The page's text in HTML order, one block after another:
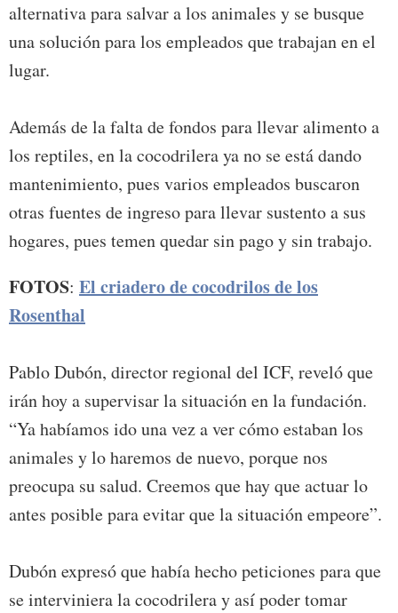
alternativa para salvar a los animales y se busque
una solución para los empleados que trabajan en el
lugar.
Además de la falta de fondos para llevar alimento a
los reptiles, en la cocodrilera ya no se está dando
mantenimiento, pues varios empleados buscaron
otras fuentes de ingreso para llevar sustento a sus
hogares, pues temen quedar sin pago y sin trabajo.
FOTOS: El criadero de cocodrilos de los
Rosenthal
Pablo Dubón, director regional del ICF, reveló que
irán hoy a supervisar la situación en la fundación.
“Ya habíamos ido una vez a ver cómo estaban los
animales y lo haremos de nuevo, porque nos
preocupa su salud. Creemos que hay que actuar lo
antes posible para evitar que la situación empeore”.
Dubón expresó que había hecho peticiones para que
se interviniera la cocodrilera y así poder tomar